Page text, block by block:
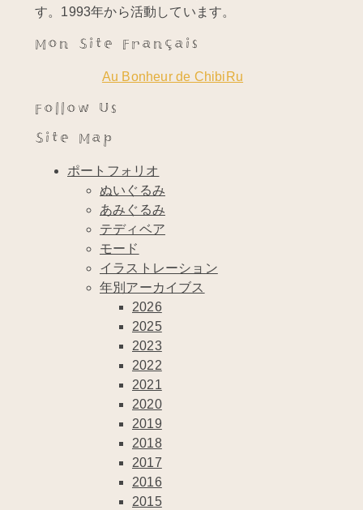
す。1993年から活動しています。
Mon Site Français
Au Bonheur de ChibiRu
Follow Us
Site Map
ポートフォリオ
ぬいぐるみ
あみぐるみ
テディベア
モード
イラストレーション
年別アーカイブス
2026
2025
2023
2022
2021
2020
2019
2018
2017
2016
2015